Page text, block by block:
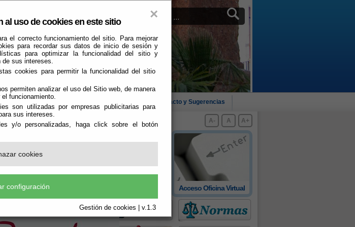
×
al uso de cookies en este sitio
el correcto funcionamiento del sitio. Para mejorar
para recordar sus datos de inicio de sesión y
para optimizar la funcionalidad del sitio y
de sus intereses.
cookies para permitir la funcionalidad del sitio
permiten analizar el uso del Sitio web, de manera
funcionamiento.
son utilizadas por empresas publicitarias para
sus intereses.
y/o personalizadas, haga click sobre el botón
cookies
configuración
Gestión de cookies | v.1.3
Contacto y Sugerencias
A+
A
A-
Acceso Oficina Virtual